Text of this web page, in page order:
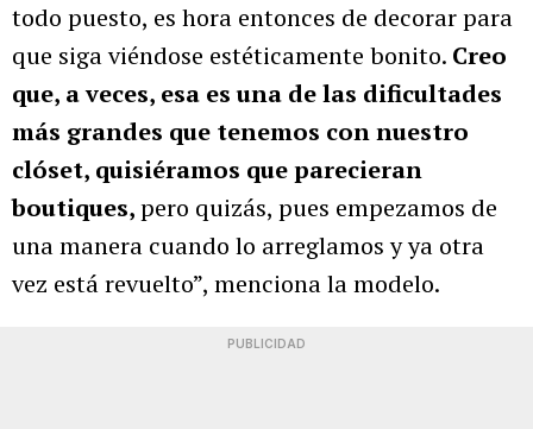
todo puesto, es hora entonces de decorar para
que siga viéndose estéticamente bonito. Creo
que, a veces, esa es una de las dificultades
más grandes que tenemos con nuestro
clóset, quisiéramos que parecieran
boutiques,pero quizás, pues empezamos de
una manera cuando lo arreglamos y ya otra
vez está revuelto”, menciona la modelo.
PUBLICIDAD